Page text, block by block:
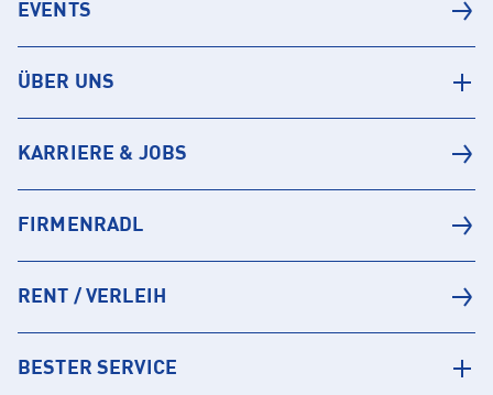
EVENTS
ÜBER UNS
KARRIERE & JOBS
FIRMENRADL
RENT / VERLEIH
BESTER SERVICE